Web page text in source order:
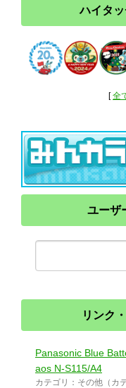
ハイタ
[全
ユーザ
リンク
Panasonic Blue
aos N-S115/A4
カテゴリ：その他（カ